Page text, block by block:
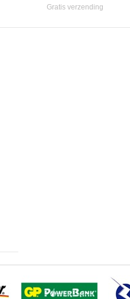
Gratis verzending